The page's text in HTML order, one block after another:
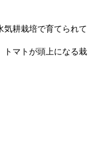
気耕栽培で育てられて
トマトが頭上になる栽